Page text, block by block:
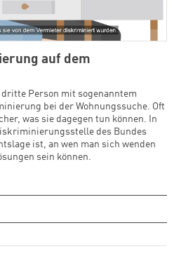
auf dem
Person mit sogenanntem
bei der Wohnungssuche. Oft
was sie dagegen tun können. In
des Bundes
ist, an wen man sich wenden
sein können.